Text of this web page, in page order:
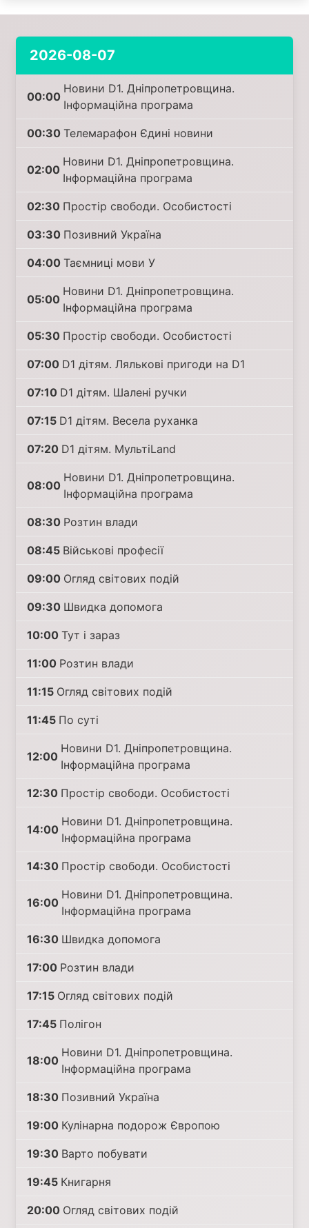
2026-08-07
00:00
Новини D1. Дніпропетровщина.
Інформаційна програма
00:30 Телемарафон Єдині новини
02:00
Новини D1. Дніпропетровщина.
Інформаційна програма
02:30 Простір свободи. Особистості
03:30 Позивний Україна
04:00 Таємниці мови У
05:00
Новини D1. Дніпропетровщина.
Інформаційна програма
05:30 Простір свободи. Особистості
07:00 D1 дітям. Лялькові пригоди на D1
07:10 D1 дітям. Шалені ручки
07:15 D1 дітям. Весела руханка
07:20 D1 дітям. МультіLand
08:00
Новини D1. Дніпропетровщина.
Інформаційна програма
08:30 Розтин влади
08:45 Військові професії
09:00 Огляд світових подій
09:30 Швидка допомога
10:00 Тут і зараз
11:00 Розтин влади
11:15 Огляд світових подій
11:45 По суті
12:00
Новини D1. Дніпропетровщина.
Інформаційна програма
12:30 Простір свободи. Особистості
14:00
Новини D1. Дніпропетровщина.
Інформаційна програма
14:30 Простір свободи. Особистості
16:00
Новини D1. Дніпропетровщина.
Інформаційна програма
16:30 Швидка допомога
17:00 Розтин влади
17:15 Огляд світових подій
17:45 Полігон
18:00
Новини D1. Дніпропетровщина.
Інформаційна програма
18:30 Позивний Україна
19:00 Кулінарна подорож Європою
19:30 Варто побувати
19:45 Книгарня
20:00 Огляд світових подій